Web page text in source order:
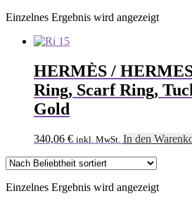
Einzelnes Ergebnis wird angezeigt
HERMÈS /
Ring, Scarf Ring,
Gold
340,06 € inkl. MwSt. In den
Einzelnes Ergebnis wird angezeigt